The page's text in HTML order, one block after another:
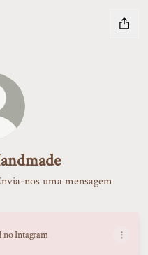
nos uma mensagem
no Intagram